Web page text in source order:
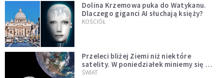
Dolina Krzemowa puka do Watykanu.
Dlaczego giganci AI słuchają księży?
KOŚCIÓŁ
Przeleci bliżej Ziemi niż niektóre
satelity. W poniedziałek miniemy się z
asteroidą, która poprzedzi znacznie
ŚWIAT